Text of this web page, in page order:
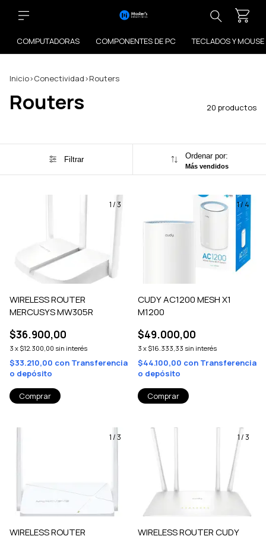
COMPUTADORAS COMPONENTES DE PC TECLADOS Y MOUSE
Inicio>Conectividad>Routers
Routers 20 productos
Filtrar Ordenar por:
Más vendidos
1/3
WIRELESS ROUTER
MERCUSYS MW305R
$36.900,00
3 x $12.300,00 sin interés
$33.210,00 con Transferencia
o depósito
1/ 4
CUDY AC1200 MESH X1
M1200
$49.000,00
3 x $16.333,33 sin interés
$44.100,00 con Transferencia
o depósito
1/3
WIRELESS ROUTER
1/3
WIRELESS ROUTER CUDY